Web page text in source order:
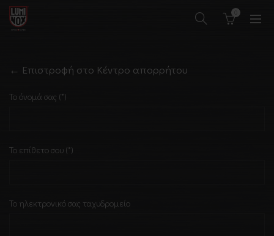
← Επιστροφή στο Κέντρο απορρήτου
Το όνομά σας (*)
Το επίθετο σου (*)
Το ηλεκτρονικό σας ταχυδρομείο